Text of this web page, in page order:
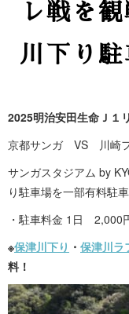
レ戦を
川下り
2025明治安田生命Ｊ１
京都サンガ VS 川崎
サンガスタジアム by
り駐車場を一部有料駐
・駐車料金 1日
※保津川下り ・ 保津川ラ
料！